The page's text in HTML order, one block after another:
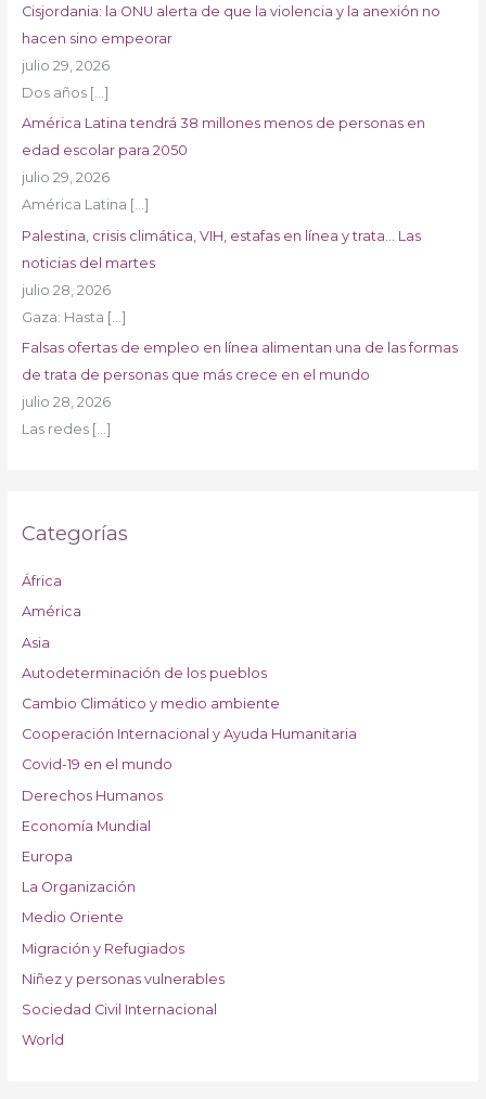
Cisjordania: la ONU alerta de que la violencia y la anexión no
hacen sino empeorar
julio 29, 2026
Dos años […]
América Latina tendrá 38 millones menos de personas en
edad escolar para 2050
julio 29, 2026
América Latina […]
Palestina, crisis climática, VIH, estafas en línea y trata… Las
noticias del martes
julio 28, 2026
Gaza: Hasta […]
Falsas ofertas de empleo en línea alimentan una de las formas
de trata de personas que más crece en el mundo
julio 28, 2026
Las redes […]
Categorías
África
América
Asia
Autodeterminación de los pueblos
Cambio Climático y medio ambiente
Cooperación Internacional y Ayuda Humanitaria
Covid-19 en el mundo
Derechos Humanos
Economía Mundial
Europa
La Organización
Medio Oriente
Migración y Refugiados
Niñez y personas vulnerables
Sociedad Civil Internacional
World